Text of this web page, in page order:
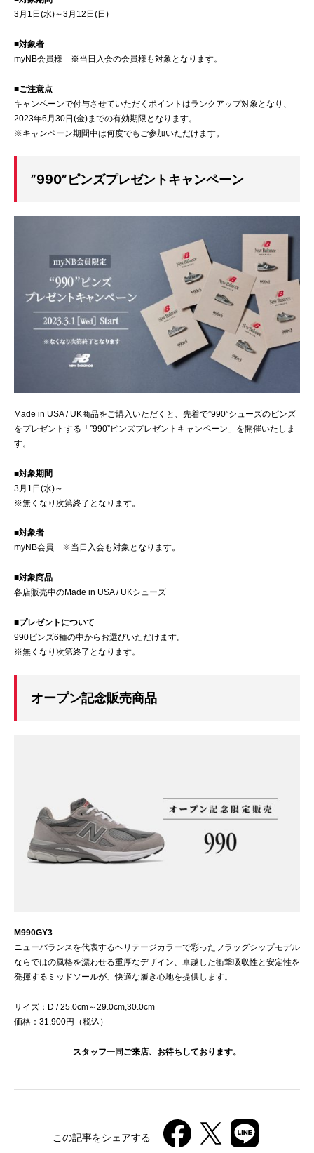
3月1日(水)～3月12日(日)
■対象者
myNB会員様 ※当日入会の会員様も対象となります。
■ご注意点
キャンペーンで付与させていただくポイントはランクアップ対象となり、
2023年6月30日(金)までの有効期限となります。
※キャンペーン期間中は何度でもご参加いただけます。
”990”ピンズプレゼントキャンペーン
Made in USA / UK商品をご購入いただくと、先着で”990”シューズのピンズ
をプレゼントする「”990”ピンズプレゼントキャンペーン」を開催いたしま
す。
■対象期間
3月1日(水)～
※無くなり次第終了となります。
■対象者
myNB会員 ※当日入会も対象となります。
■対象商品
各店販売中のMade in USA / UKシューズ
■プレゼントについて
990ピンズ6種の中からお選びいただけます。
※無くなり次第終了となります。
オープン記念販売商品
M990GY3
ニューバランスを代表するヘリテージカラーで彩ったフラッグシップモデル
ならではの風格を漂わせる重厚なデザイン、卓越した衝撃吸収性と安定性を
発揮するミッドソールが、快適な履き心地を提供します。
サイズ：D / 25.0cm～29.0cm,30.0cm
価格：31,900円（税込）
スタッフ一同ご来店、お待ちしております。
この記事をシェアする